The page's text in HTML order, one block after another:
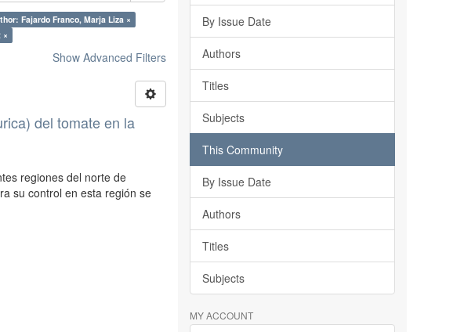
Fajardo Franco, Marja Liza ×
×
Show Advanced Filters
del tomate en la
regiones del norte de
su control en esta región se
By Issue Date
Authors
Titles
Subjects
This Community
By Issue Date
Authors
Titles
Subjects
MY ACCOUNT